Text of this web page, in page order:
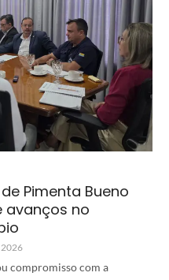
Pimenta Bueno
avanços no
2026
compromisso com a